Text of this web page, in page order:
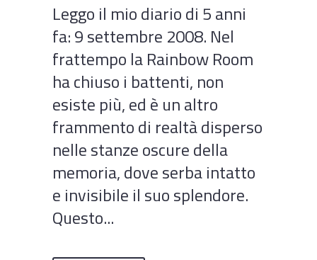
Leggo il mio diario di 5 anni
fa: 9 settembre 2008. Nel
frattempo la Rainbow Room
ha chiuso i battenti, non
esiste più, ed è un altro
frammento di realtà disperso
nelle stanze oscure della
memoria, dove serba intatto
e invisibile il suo splendore.
Questo...